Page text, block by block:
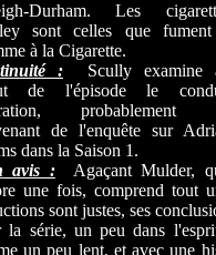
Durham. Les
sont celles que
à la Cigarette.
:Scully examine
de l'épisode le
probablement
de l'enquête sur
dans la Saison 1.
avis :Agaçant Mulder,
une fois, comprend tout
sont justes, ses
la série, un peu dans
un peu lent, et avec une